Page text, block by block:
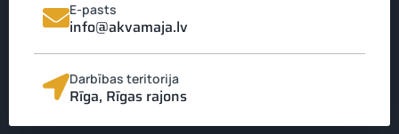
Nekavējies, zvani,
palīdzēsim
Zvanīt 24201201
E-pasts
info@akvamaja.lv
Darbības teritorija
Rīga, Rīgas rajons